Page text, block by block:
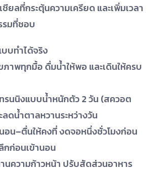
ชียลที่กระตุ้นความเครียด และเพิ่มเวลา
รมที่ชอบ
บทำได้จริง
ภาพทุกมื้อ ดื่มน้ำให้พอ และเดินให้ครบ
รนนิงแบบน้ำหนักตัว 2 วัน (สควอต
ดน้ำตาลหวานระหว่างวัน
อน–ตื่นให้คงที่ งดจอหนึ่งชั่วโมงก่อน
กก่อนเข้านอน
นความก้าวหน้า ปรับสัดส่วนอาหาร